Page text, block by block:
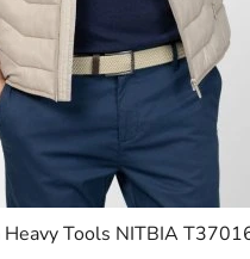
Heavy Tools NITBIA